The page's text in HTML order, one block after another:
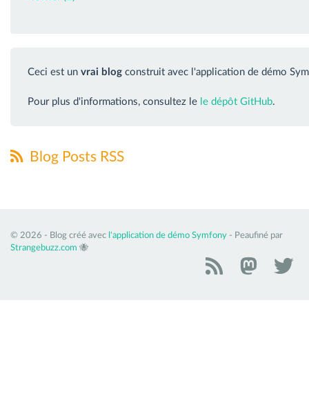
Ceci est un vrai blog construit avec l'application de démo
Pour plus d'informations, consultez le le dépôt GitHub.
Blog Posts RSS
© 2026 - Blog créé avec l'application de démo Symfony - Peaufiné par
Strangebuzz.com 🐝